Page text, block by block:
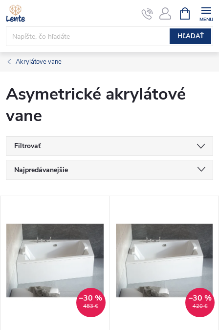
Prejsť
na
obsah
HĽADAŤ
KOŠÍK
Akrylátove vane
Asymetrické akrylátové
vane
Filtrovať
R
a
d
e
n
i
Najpredávanejšie
Abecedne
ý
p
i
s
483 €
–30 %
420 €
–30 %